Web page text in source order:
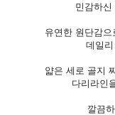
민감하
유연한 원단감
데일
얇은 세로 골지
다리라인
깔끔